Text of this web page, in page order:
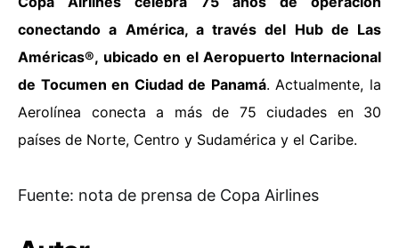
conectando a América, a través del Hub de Las
Américas®, ubicado en el Aeropuerto Internacional
de Tocumen en Ciudad de Panamá. Actualmente, la
Aerolínea conecta a más de 75 ciudades en 30
países de Norte, Centro y Sudamérica y el Caribe.
Fuente: nota de prensa de Copa Airlines